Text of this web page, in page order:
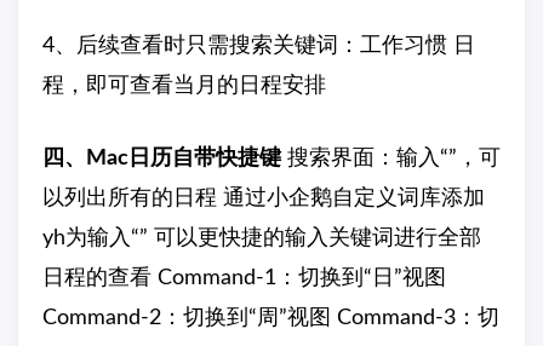
4、后续查看时只需搜索关键词：工作习惯 日
程，即可查看当月的日程安排
四、Mac日历自带快捷键搜索界面：输入“”，可
以列出所有的日程 通过小企鹅自定义词库添加
yh为输入“” 可以更快捷的输入关键词进行全部
日程的查看 Command-1：切换到“日”视图
Command-2：切换到“周”视图 Command-3：切